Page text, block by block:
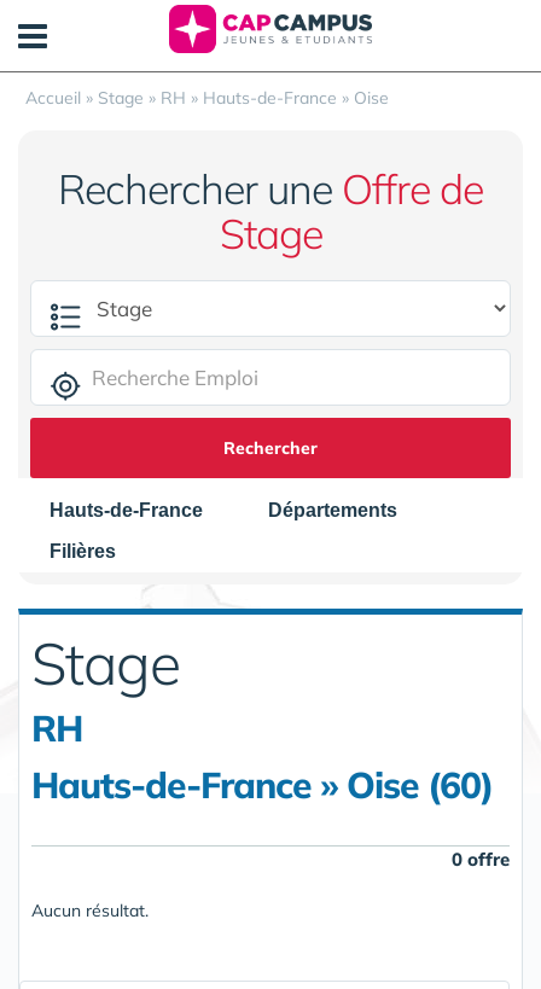
Accueil » Stage » RH » Hauts-de-France » Oise
Rechercher une Offre de
Stage
Rechercher
Hauts-de-France
Départements
Filières
Stage
RH
Hauts-de-France » Oise (60)
0 offre
Aucun résultat.
Panneau de gestion des cookies